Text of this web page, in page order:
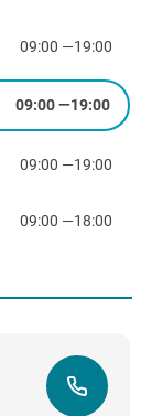
09:00 —19:00
09:00—19:00
09:00 —19:00
09:00 —18:00